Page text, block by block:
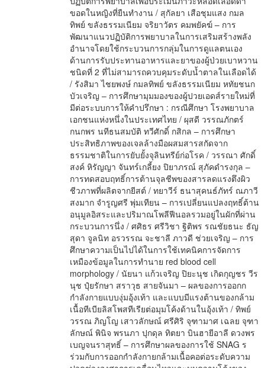
ขอดในหญิงที่ยืนทำงาน / สุกัลยา เสือชุมแสง กมล
ทิพย์ ขลังธรรมเนียม จริยาวัตร คมพยัคฆ์ – การ
พัฒนาแนวปฏิบัติการพยาบาลในการเสริมสร้างพลัง
อำนาจโดยใช้กระบวนการกลุ่มในการดูแลตนเอง
ด้านการรับประทานอาหารและยาของผู้ป่วยเบาหวาน
ชนิดที่ 2 ที่ไม่สามารถควบคุมระดับน้ำตาลในเลือดได้
/ รังสิมา ไชยพงษ์ กมลทิพย์ ขลังธรรมเนียม หทัยชนก
บัวเจริญ – การศึกษามุมมองของผู้ปวยเอดส์รายใหม่ที่
มีต่อระบบการให้คำปรึกษา : กรณีศึกษา โรงพยาบาล
เอกชนแห่งหนึ่งในประเทศไทย / ผุสดี วรรณภักตร์
กนกพร นทีธนสมบัติ ทวีศักดิ์ กสิกล – การศึกษา
ประสิทธิภาพของเจลล้างมือผสมสารสกัดจาก
ธรรมชาติในการยับยั้งจุลินทรีย์ก่อโรค / วรรณา ศักดิ์
สงค์ หิรัญญา จันทร์เกลี้ยง ปิยาภรณ์ สุภัคดำรงกุล –
การทดสอบฤทธิ์การต้านจุลชีพของสารลดแรงตึงผิว
ชีวภาพที่ผลิตจากยีสต์ / ทยาวีร์ ธนาสุคนธ์ภัทร์ ณภาวี
สงมาก จำรูญศรี พุ่มเทียน – การเปลี่ยนแปลงฤทธิ์ต้าน
อนุมูลอิสระและปริมาณโพลีฟีนอลรวมอยู่ในผักที่ผ่าน
กระบวนการนึ่ง / ศศิธร ศรีวิชา ฐิติพร รณชัยธนะ ธัญ
สุดา จูลนิท อรวรรณ จะชาลี ภาวดี ช่วยเจริญ – การ
ศึกษาความเป็นไปได้ในการใช้เทคนิคการจัดการ
เหมืองข้อมูลในการทำนาย red blood cell
morphology / นัยนา แก้วเจริญ ปิยะนุช เกิดกุญชร วีร
นุช ปุ๋ยรักษา สราวุธ สายจันมา – ผลของการออกก
กำลังกายแบบงุ่มอุ้งเท้า และแบบมีแรงต้านของกล้าม
เนื้อทีเบียลิสโพสทีเรียต่อมุมโค้งด้านในอุ้งเท้า / ทิพย์
วรรณ ภิญโญ เสาวลักษณ์ ศรีศิริ จุฑามาศ เฉลย จุฑา
ลักษณ์ พินิจ พรนภา ปุกดุล ทิตยา บินฮายีอาลี ดวงพร
เบญจนราสุทธิ์ – การศึกษาผลของการใช้ SNAG ร
ร่วมกับการออกกำลังกายกล้ามเนื้อคอต่อระดับความ